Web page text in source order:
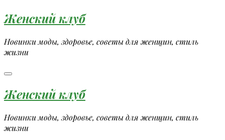
Перейти
к
содержимому
Женский клуб
Новинки моды, здоровье, советы для женщин, стиль
жизни
Женский клуб
Новинки моды, здоровье, советы для женщин, стиль
жизни